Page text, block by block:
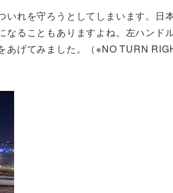
れを守ろうとしてしまいます。日
ることもありますよね。左ハンド
げてみました。（※NO TURN